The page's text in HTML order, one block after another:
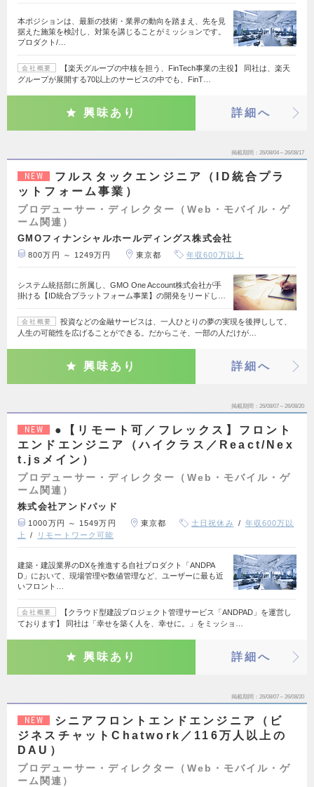
本ポジションは、最新の技術・業界の動向を踏まえ、先を見
据えた施策を検討し、対策を講じることがミッションです。
プロダクト/…
会社概要
【楽天グループの中核を担う、FinTech事業の主役】 同社は、楽天
グループが展開する70以上のサービスの中でも、FinT…
興味あり 詳細へ
掲載期間 26/08/04～26/08/17
NEW
フルスタックエンジニア（ID統合プラ
ットフォーム事業）
プロデューサー・ディレクター（Web・モバイル・ゲ
ーム関連）
GMOフィナンシャルホールディングス株式会社
800万円 ～ 1249万円 東京都 年収600万以上
システム統括部に所属し、GMO One Account株式会社が手
掛ける【ID統合プラットフォーム事業】の開発をリードし…
会社概要
投資などの金融サービスは、一人ひとりの夢の実現を後押しして、
人生の可能性を広げることができる。だからこそ、一部の人だけが…
興味あり 詳細へ
掲載期間 26/08/07～26/08/20
NEW
●【リモート可／フレックス】フロント
エンドエンジニア（ハイクラス／React/Nex
t.jsメイン）
プロデューサー・ディレクター（Web・モバイル・ゲ
ーム関連）
株式会社アンドパッド
1000万円 ～ 1549万円 東京都 土日祝休み
年収600万以
上
リモートワーク可能
建築・建設業界のDXを推進する自社プロダクト「ANDPA
D」において、現場管理や数値管理など、ユーザーに最も近
いフロント…
会社概要
【クラウド型建設プロジェクト管理サービス「ANDPAD」を運営し
ております】 同社は「幸せを築く人を、幸せに。」をミッショ…
興味あり 詳細へ
掲載期間 26/08/07～26/08/20
NEW
シニアフロントエンドエンジニア（ビ
ジネスチャットChatwork／116万人以上の
DAU）
プロデューサー・ディレクター（Web・モバイル・ゲ
ーム関連）